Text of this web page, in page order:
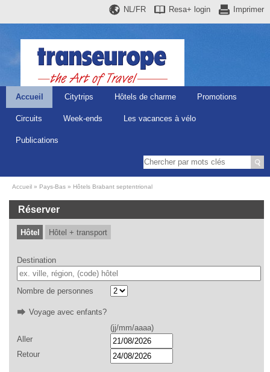
Imprimer
Resa+ login
NL/FR
Accueil Citytrips Hôtels de charme Promotions
Circuits Week-ends Les vacances à vélo
Publications
Accueil Pays-Bas Hôtels Brabant septentrional
Réserver
Hôtel Hôtel + transport
Destination
Nombre de personnes
Voyage avec enfants?
(jj/mm/aaaa)
Aller
Retour